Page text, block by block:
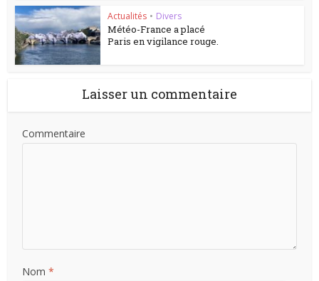
Actualités • Divers
Météo-France a placé
Paris en vigilance rouge.
Laisser un commentaire
Commentaire
Nom*